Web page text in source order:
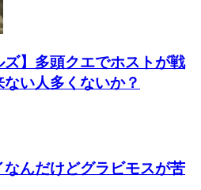
ズ】多頭クエでホストが戦
い人多くないか？
んだけどグラビモスが苦